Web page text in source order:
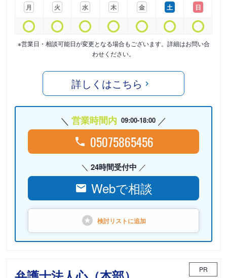
月
火
水
木
金
土
日
※営業日・相談可能日が変更となる場合もございます。詳細はお問い合
わせください。
詳しくはこちら
営業時間内 09:00-18:00
05075865456
24時間受付中
Webで相談
検討リストに追加
PR